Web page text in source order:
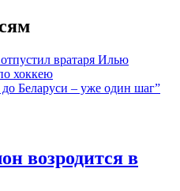
вратаря Илью
хоккею
Беларуси – уже один шаг”
возродится в